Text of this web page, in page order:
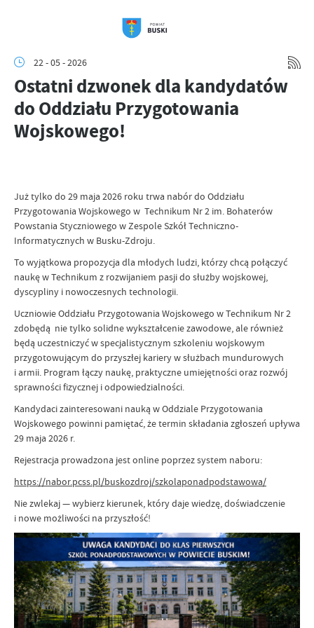
22 - 05 - 2026
Ostatni dzwonek dla kandydatów
do Oddziału Przygotowania
Wojskowego!
Już tylko do 29 maja 2026 roku trwa nabór do Oddziału
Przygotowania Wojskowego w Technikum Nr 2 im. Bohaterów
Powstania Styczniowego w Zespole Szkół Techniczno-
Informatycznych w Busku-Zdroju.
To wyjątkowa propozycja dla młodych ludzi, którzy chcą połączyć
naukę w Technikum z rozwijaniem pasji do służby wojskowej,
dyscypliny i nowoczesnych technologii.
Uczniowie Oddziału Przygotowania Wojskowego w Technikum Nr 2
zdobędą nie tylko solidne wykształcenie zawodowe, ale również
będą uczestniczyć w specjalistycznym szkoleniu wojskowym
przygotowującym do przyszłej kariery w służbach mundurowych
i armii. Program łączy naukę, praktyczne umiejętności oraz rozwój
sprawności fizycznej i odpowiedzialności.
Kandydaci zainteresowani nauką w Oddziale Przygotowania
Wojskowego powinni pamiętać, że termin składania zgłoszeń upływa
29 maja 2026 r.
Rejestracja prowadzona jest online poprzez system naboru:
https://nabor.pcss.pl/buskozdroj/szkolaponadpodstawowa/
Nie zwlekaj — wybierz kierunek, który daje wiedzę, doświadczenie
i nowe możliwości na przyszłość!